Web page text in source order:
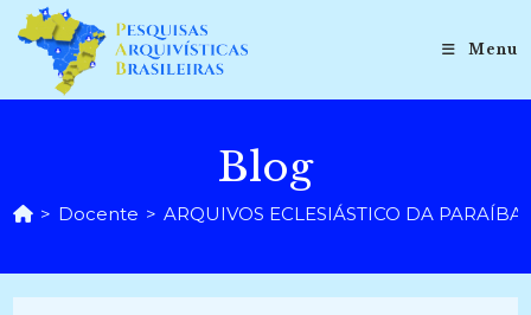
para
conteúdo
Menu
Blog
> Docente > ARQUIVOS ECLESIÁSTICO DA PARAÍBA